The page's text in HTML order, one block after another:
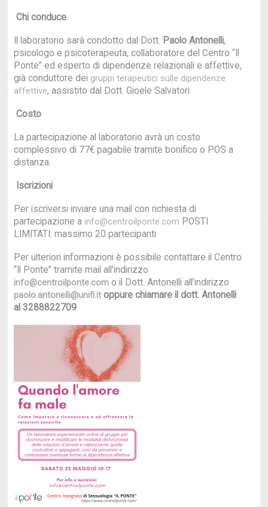
Chi conduce
Il laboratorio sarà condotto dal Dott. Paolo Antonelli,
psicologo e psicoterapeuta, collaboratore del Centro “Il
Ponte” ed esperto di dipendenze relazionali e affettive,
già conduttore dei gruppi terapeutici sulle dipendenze
affettive, assistito dal Dott. Gioele Salvatori.
Costo
La partecipazione al laboratorio avrà un costo
complessivo di 77€ pagabile tramite bonifico o POS a
distanza.
Iscrizioni
Per iscriversi inviare una mail con richiesta di
partecipazione a info@centroilponte.com POSTI
LIMITATI: massimo 20 partecipanti
Per ulteriori informazioni è possibile contattare il Centro
“Il Ponte” tramite mail all’indirizzo
info@centroilponte.com o il Dott. Antonelli all’indirizzo
paolo.antonelli@unifi.it oppure chiamare il dott. Antonelli
al 3288822709